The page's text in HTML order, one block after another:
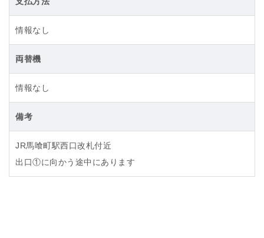
情報なし
両替機
情報なし
備考
JR馬喰町駅西口改札付近
出口①に向かう途中にあります